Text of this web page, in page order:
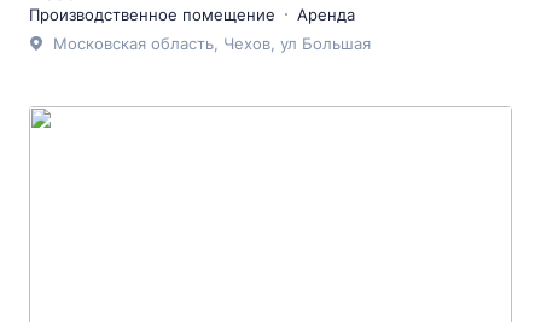
Производственное помещение
Аренда
Московская область, Чехов, ул Большая